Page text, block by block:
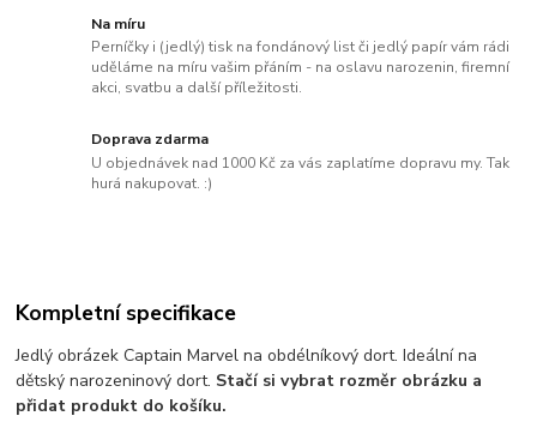
Na míru
Perníčky i (jedlý) tisk na fondánový list či jedlý papír vám rádi
uděláme na míru vašim přáním - na oslavu narozenin, firemní
akci, svatbu a další příležitosti.
Doprava zdarma
U objednávek nad 1000 Kč za vás zaplatíme dopravu my. Tak
hurá nakupovat. :)
Kompletní specifikace
Jedlý obrázek Captain Marvel na obdélníkový dort. Ideální na
dětský narozeninový dort. Stačí si vybrat rozměr obrázku a
přidat produkt do košíku.